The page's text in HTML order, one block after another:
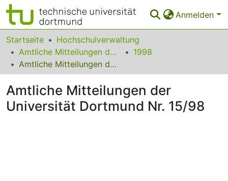
Anmelden
Bereiche & Sammlungen
Das gesamte Repositorium
FAQ
Startseite
Hochschulverwaltung
Amtliche Mitteilungen der Technischen Universität Dortmund
1998
Amtliche Mitteilungen der Universität Dortmund Nr. 15/98
Amtliche Mitteilungen der
Universität Dortmund Nr. 15/98